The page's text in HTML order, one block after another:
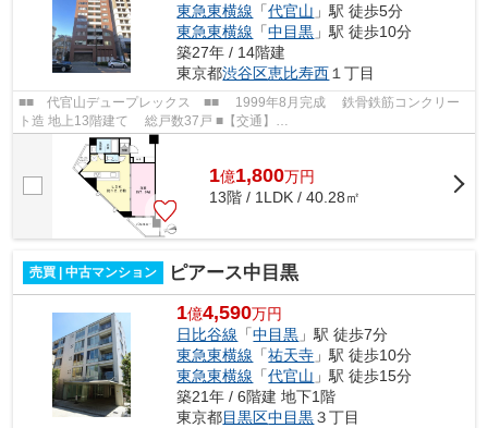
東急東横線 「代官山 」駅 徒歩5分
東急東横線 「中目黒 」駅 徒歩10分
築27年 / 14階建
東京都渋谷区恵比寿西 １丁目
■■ 代官山デュープレックス ■■ 1999年8月完成 鉄骨鉄筋コンクリー
ト造 地上13階建て 総戸数37戸 ■【交通】
━━━━━━━━━━━━━━━ JR山手線等【恵比寿】駅より徒歩6分
1億1,800万円
13階 / 1LDK / 40.28㎡
売買 | 中古マンション ピアース中目黒
1億4,590万円
日比谷線 「中目黒 」駅 徒歩7分
東急東横線 「祐天寺 」駅 徒歩10分
東急東横線 「代官山 」駅 徒歩15分
築21年 / 6階建 地下1階
東京都目黒区中目黒３丁目